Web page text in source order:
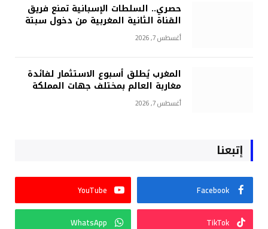
حصري.. السلطات الإسبانية تمنع فريق
القناة الثانية المغربية من دخول سبتة
أغسطس 7, 2026
المغرب يُطلق أسبوع الاستثمار لفائدة
مغاربة العالم بمختلف جهات المملكة
أغسطس 7, 2026
إتبعنا
Facebook
YouTube
TikTok
WhatsApp